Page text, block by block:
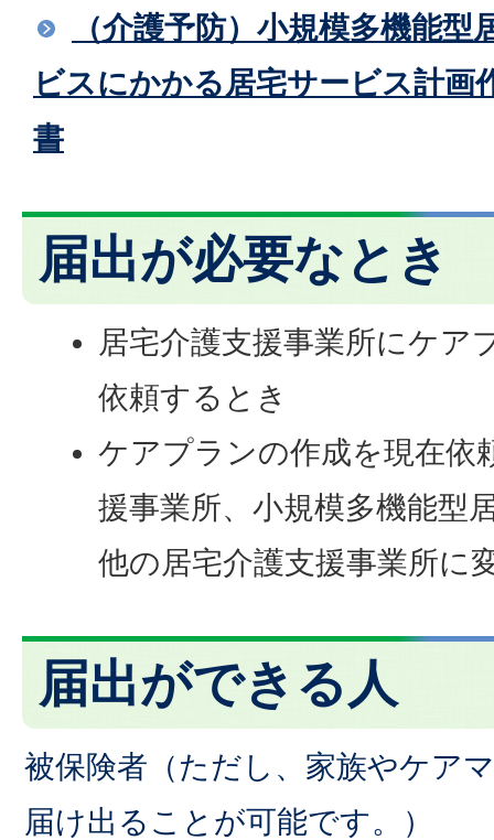
（介護予防）小規模多機能
ビスにかかる居宅サービス計画
書
届出が必要なとき
居宅介護支援事業所にケア
依頼するとき
ケアプランの作成を現在依
援事業所、小規模多機能型
他の居宅介護支援事業所に
届出ができる人
被保険者（ただし、家族やケア
届け出ることが可能です。）